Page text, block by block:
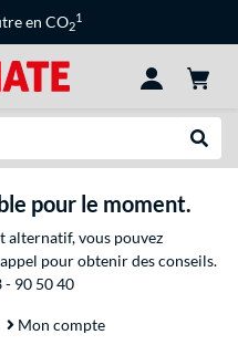
en CO2
1
pour le moment.
alternatif, vous pouvez
pour obtenir des conseils.
- 90 50 40
Mon compte